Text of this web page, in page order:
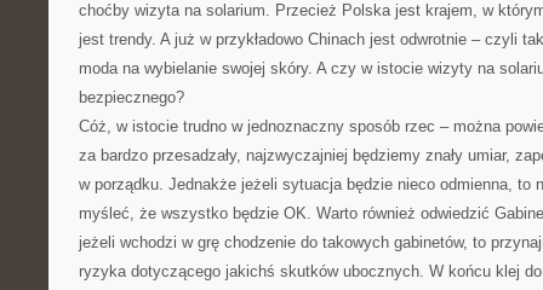
choćby wizyta na solarium. Przecież Polska jest krajem, w
jest trendy. A już w przykładowo Chinach jest odwrotnie – czyli
moda na wybielanie swojej skóry. A czy w istocie wizyty na
bezpiecznego?
Cóż, w istocie trudno w jednoznaczny sposób rzec – można
za bardzo przesadzały, najzwyczajniej będziemy znały umiar,
w porządku. Jednakże jeżeli sytuacja będzie nieco odmienna, to
myśleć, że wszystko będzie OK. Warto również odwiedzić
jeżeli wchodzi w grę chodzenie do takowych gabinetów, to
ryzyka dotyczącego jakichś skutków ubocznych. W końcu klej